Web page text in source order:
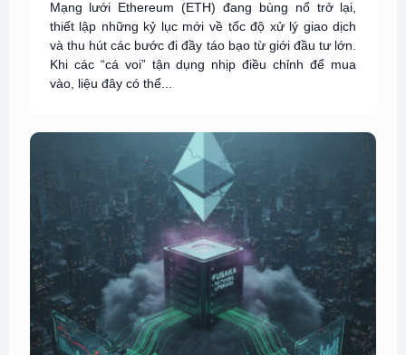
Mạng lưới Ethereum (ETH) đang bùng nổ trở lại,
thiết lập những kỷ lục mới về tốc độ xử lý giao dịch
và thu hút các bước đi đầy táo bạo từ giới đầu tư lớn.
Khi các “cá voi” tận dụng nhịp điều chỉnh để mua
vào, liệu đây có thể...